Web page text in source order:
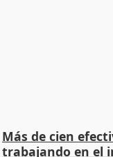
Más de cien
trabajando en el